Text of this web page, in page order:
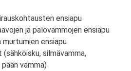
ensiapu
ja palovammojen ensiapu
murtumien ensiapu
silmävamma,
vamma)